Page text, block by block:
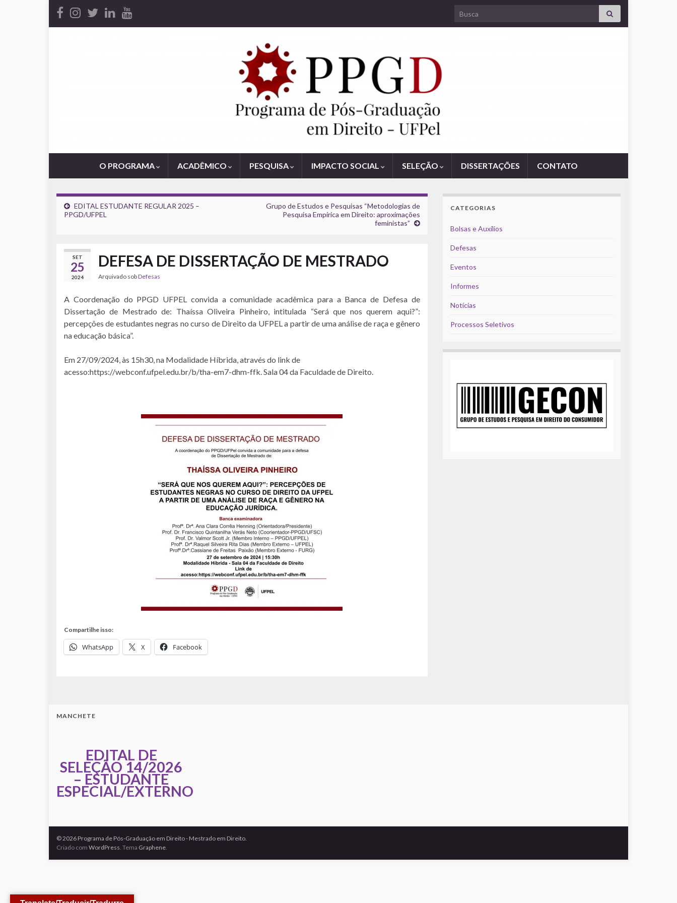
Search for:
O PROGRAMA ACADÊMICO PESQUISA IMPACTO SOCIAL SELEÇÃO DISSERTAÇÕES CONTATO
EDITAL ESTUDANTE REGULAR 2025 –
PPGD/UFPEL
Grupo de Estudos e Pesquisas “Metodologias de
Pesquisa Empírica em Direito: aproximações
feministas”
SET
25
2024
DEFESA DE DISSERTAÇÃO DE MESTRADO
Arquivado sobDefesas
A Coordenação do PPGD UFPEL convida a comunidade acadêmica para a Banca de Defesa de
Dissertação de Mestrado de: Thaíssa Oliveira Pinheiro, intitulada “Será que nos querem aqui?”:
percepções de estudantes negras no curso de Direito da UFPEL a partir de uma análise de raça e gênero
na educação básica”.
Em 27/09/2024, às 15h30, na Modalidade Híbrida, através do link de
acesso:https://webconf.ufpel.edu.br/b/tha-em7-dhm-ffk. Sala 04 da Faculdade de Direito.
Compartilhe isso:
WhatsApp X Facebook
CATEGORIAS
Bolsas e Auxílios
Defesas
Eventos
Informes
Notícias
Processos Seletivos
MANCHETE
EDITAL DE
SELEÇÃO 14/2026
– ESTUDANTE
ESPECIAL/EXTERNO
© 2026 Programa de Pós-Graduação em Direito - Mestrado em Direito.
Criado com WordPress. Tema Graphene.